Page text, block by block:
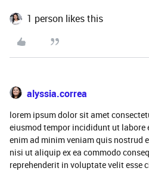
1 person likes this
alyssia.correa
lorem ipsum dolor sit amet
eiusmod tempor incididunt ut labore
enim ad minim veniam quis nostrud
nisi ut aliquip ex ea commodo
reprehenderit in voluptate velit esse